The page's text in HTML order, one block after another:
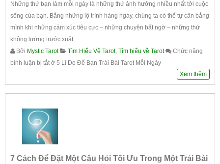
Những thứ bạn làm mỗi ngày là những thứ ảnh hưởng nhiều nhất tới cuộc
sống của bạn. Bằng những lộ trình hàng ngày, chúng ta có thể tự cân bằng
mình khi những cảm xúc tiêu cực – những chuyện bất ngờ – những thứ
không lường trước xuất
Bởi Mystic Tarot Tìm Hiểu Về Tarot, Tìm hiểu về Tarot
Chức năng
bình luận bị tắtở 5 Lí Do Để Bạn Trải Bài Tarot Mỗi Ngày
Xem thêm
7 Cách Để Đặt Một Câu Hỏi Tối Ưu Trong Một Trải Bài